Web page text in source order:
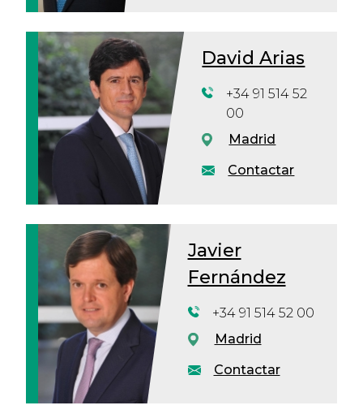
David Arias
Contactar
+34 91 514 52
00
Madrid
Javier
Fernández
Contactar
+34 91 514 52 00
Madrid